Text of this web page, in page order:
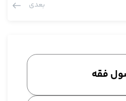
دو بزرگوار مرحوم آقای نائینی و
تعارض مستقر نیست بلکه نسبت آن
تخصیص رائج بوده، الان هم شاید
به نام حکومت آمد حتی مثلا نسبت
بعدی
فقه